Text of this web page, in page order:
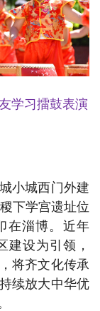
学习擂鼓表演
小城西门外建
下学宫遗址位
在淄博。近年
建设为引领，
将齐文化传承
续放大中华优